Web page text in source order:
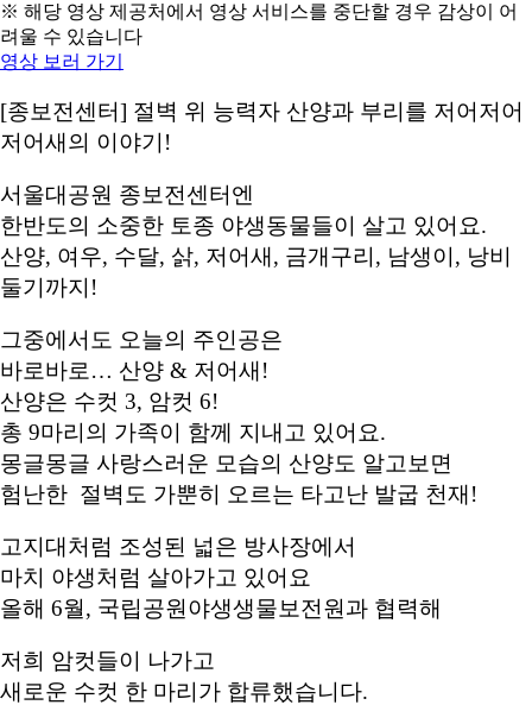
※ 해당 영상 제공처에서 영상 서비스를 중단할 경우 감상이 어
려울 수 있습니다
영상 보러 가기
[종보전센터] 절벽 위 능력자 산양과 부리를 저어저어
저어새의 이야기!
서울대공원 종보전센터엔
한반도의 소중한 토종 야생동물들이 살고 있어요.
산양, 여우, 수달, 삵, 저어새, 금개구리, 남생이, 낭비
둘기까지!
그중에서도 오늘의 주인공은
바로바로… 산양 & 저어새!
산양은 수컷 3, 암컷 6!
총 9마리의 가족이 함께 지내고 있어요.
몽글몽글 사랑스러운 모습의 산양도 알고보면
험난한 절벽도 가뿐히 오르는 타고난 발굽 천재!
고지대처럼 조성된 넓은 방사장에서
마치 야생처럼 살아가고 있어요
올해 6월, 국립공원야생생물보전원과 협력해
저희 암컷들이 나가고
새로운 수컷 한 마리가 합류했습니다.